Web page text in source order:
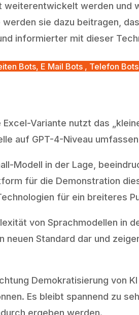
werden und
sie dazu beitragen,
informierter mit dieser
Bots, E Mail Bots , Telefon Bots
Variante nutzt das
auf GPT-4-Niveau
Modell in der Lage,
für die Demonstration
für ein breiteres
von Sprachmodellen in
Standard dar und
Demokratisierung von
Es bleibt spannend zu
ergeben werden.